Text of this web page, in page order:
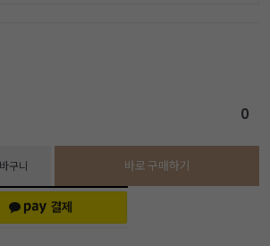
0
구니 바로 구매하기